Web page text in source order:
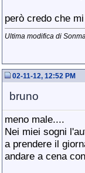
però credo che
Ultima modifica di
02-11-12, 12:52 PM
bruno
meno male....
Nei miei sogni
a prendere il
andare a cena